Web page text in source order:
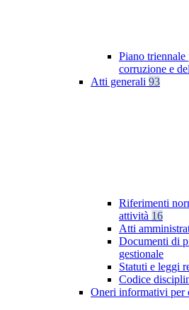
Piano triennale
corruzione e
Atti generali 93
Riferimenti
attività 16
Atti
Documenti di
gestionale
Statuti e leggi
Codice
Oneri informativi per